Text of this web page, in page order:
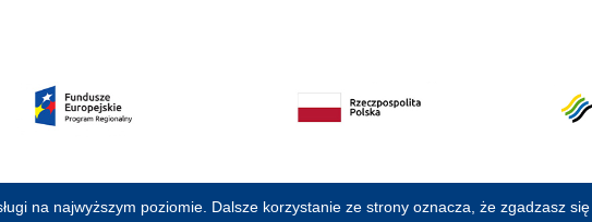
na najwyższym poziomie. Dalsze korzystanie ze strony oznacza, że zgadzasz